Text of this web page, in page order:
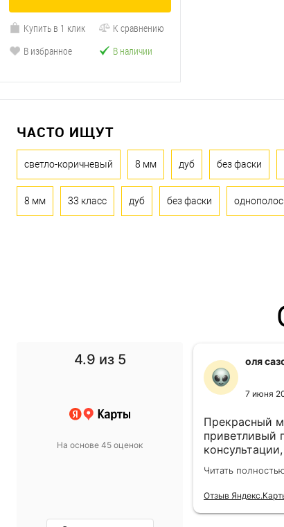
Купить в 1 клик
К сравнению
В избранное
В наличии
ЧАСТО ИЩУТ
светло-коричневый 8 мм дуб без фаски
8 мм 33 класс дуб без фаски
4.9 из 5
На основе 45 оценок
просто супер!
какой хотели.
оля
7 июня
Прекрасный
приветливый
выбором! Всё
назначенный
Читать
Отзыв